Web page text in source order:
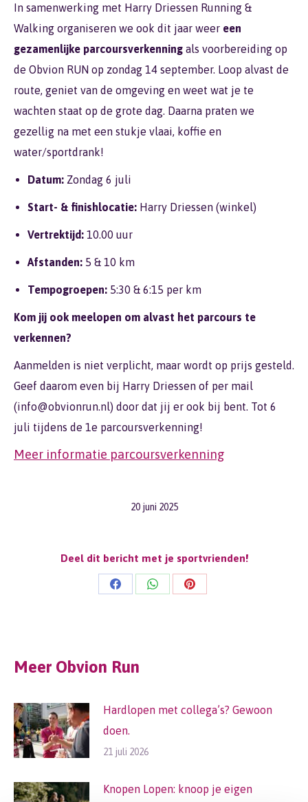
In samenwerking met Harry Driessen Running &
Walking organiseren we ook dit jaar weer een
gezamenlijke parcoursverkenning als voorbereiding op
de Obvion RUN op zondag 14 september. Loop alvast de
route, geniet van de omgeving en weet wat je te
wachten staat op de grote dag. Daarna praten we
gezellig na met een stukje vlaai, koffie en
water/sportdrank!
Datum: Zondag 6 juli
Start- & finishlocatie: Harry Driessen (winkel)
Vertrektijd: 10.00 uur
Afstanden: 5 & 10 km
Tempogroepen: 5:30 & 6:15 per km
Kom jij ook meelopen om alvast het parcours te
verkennen?
Aanmelden is niet verplicht, maar wordt op prijs gesteld.
Geef daarom even bij Harry Driessen of per mail
(info@obvionrun.nl) door dat jij er ook bij bent. Tot 6
juli tijdens de 1e parcoursverkenning!
Meer informatie parcoursverkenning
20 juni 2025
Deel dit bericht met je sportvrienden!
Share
Share
Share
Meer Obvion Run
Hardlopen met collega’s? Gewoon
doen.
21 juli 2026
Knopen Lopen: knoop je eigen